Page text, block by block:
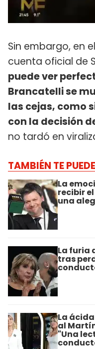
Sin embargo, en
cuenta oficial de
puede ver
Brancatelli se
las cejas, como
con la decisión
no tardó en
TAMBIÉN TE
La
recibir
una
La furia
tras
La
al
"Una